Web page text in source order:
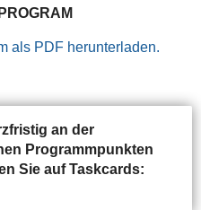
als PDF herunterladen.
an der
Programmpunkten
Sie auf Taskcards: